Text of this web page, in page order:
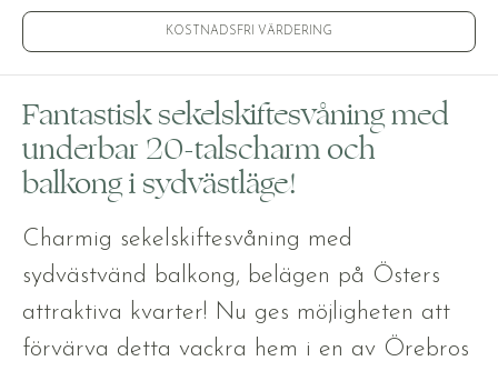
KOSTNADSFRI VÄRDERING
Fantastisk sekelskiftesvåning med
underbar 20-talscharm och
balkong i sydvästläge!
Charmig sekelskiftesvåning med
sydvästvänd balkong, belägen på Östers
attraktiva kvarter! Nu ges möjligheten att
förvärva detta vackra hem i en av Örebros